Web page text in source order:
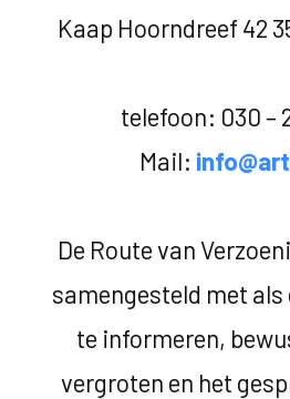
Kaap Hoorndreef 42
telefoon: 030 –
Mail:
De Route van
samengesteld met als
te informeren,
vergroten en het